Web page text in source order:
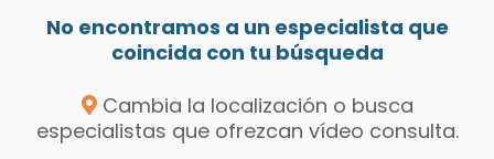
No encontramos a un especialista que
coincida con tu búsqueda
Cambia la localización o busca
especialistas que ofrezcan vídeo consulta.